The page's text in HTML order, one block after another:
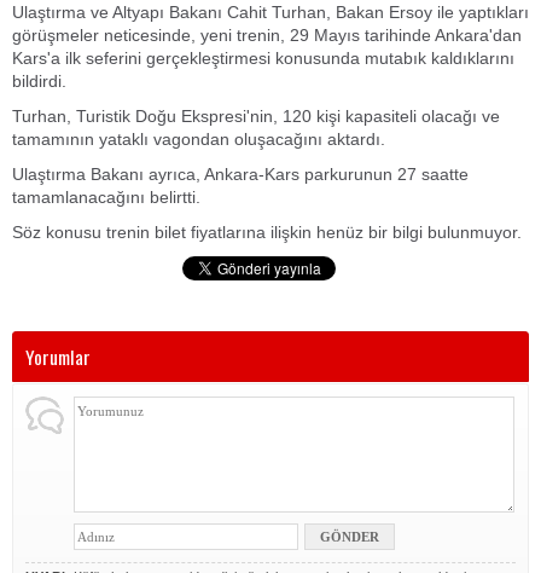
Ulaştırma ve Altyapı Bakanı Cahit Turhan, Bakan Ersoy ile yaptıkları
görüşmeler neticesinde, yeni trenin, 29 Mayıs tarihinde Ankara'dan
Kars'a ilk seferini gerçekleştirmesi konusunda mutabık kaldıklarını
bildirdi.
Turhan, Turistik Doğu Ekspresi'nin, 120 kişi kapasiteli olacağı ve
tamamının yataklı vagondan oluşacağını aktardı.
Ulaştırma Bakanı ayrıca, Ankara-Kars parkurunun 27 saatte
tamamlanacağını belirtti.
Söz konusu trenin bilet fiyatlarına ilişkin henüz bir bilgi bulunmuyor.
Yorumlar